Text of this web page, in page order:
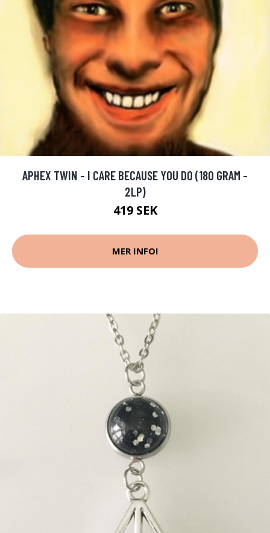
APHEX TWIN - I CARE BECAUSE YOU DO (180 GRAM -
2LP)
419 SEK
MER INFO!